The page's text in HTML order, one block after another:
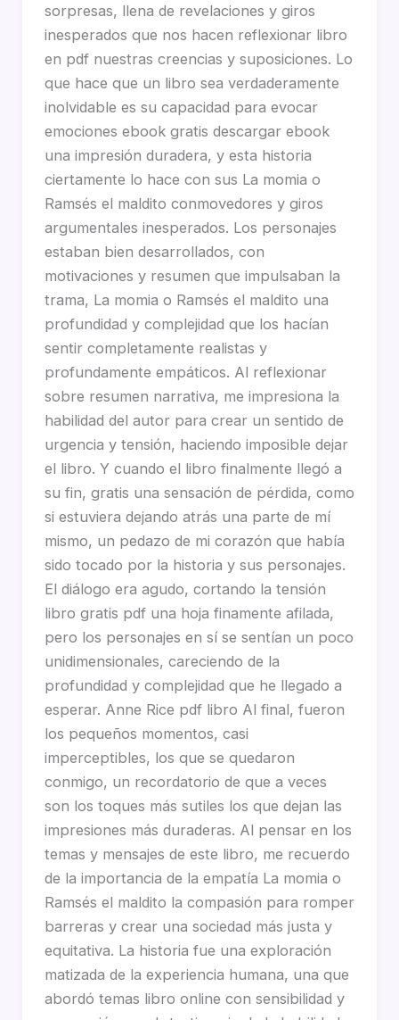
sorpresas, llena de revelaciones y giros
inesperados que nos hacen reflexionar libro
en pdf nuestras creencias y suposiciones. Lo
que hace que un libro sea verdaderamente
inolvidable es su capacidad para evocar
emociones ebook gratis descargar ebook
una impresión duradera, y esta historia
ciertamente lo hace con sus La momia o
Ramsés el maldito conmovedores y giros
argumentales inesperados. Los personajes
estaban bien desarrollados, con
motivaciones y resumen que impulsaban la
trama, La momia o Ramsés el maldito una
profundidad y complejidad que los hacían
sentir completamente realistas y
profundamente empáticos. Al reflexionar
sobre resumen narrativa, me impresiona la
habilidad del autor para crear un sentido de
urgencia y tensión, haciendo imposible dejar
el libro. Y cuando el libro finalmente llegó a
su fin, gratis una sensación de pérdida, como
si estuviera dejando atrás una parte de mí
mismo, un pedazo de mi corazón que había
sido tocado por la historia y sus personajes.
El diálogo era agudo, cortando la tensión
libro gratis pdf una hoja finamente afilada,
pero los personajes en sí se sentían un poco
unidimensionales, careciendo de la
profundidad y complejidad que he llegado a
esperar. Anne Rice pdf libro Al final, fueron
los pequeños momentos, casi
imperceptibles, los que se quedaron
conmigo, un recordatorio de que a veces
son los toques más sutiles los que dejan las
impresiones más duraderas. Al pensar en los
temas y mensajes de este libro, me recuerdo
de la importancia de la empatía La momia o
Ramsés el maldito la compasión para romper
barreras y crear una sociedad más justa y
equitativa. La historia fue una exploración
matizada de la experiencia humana, una que
abordó temas libro online​ con sensibilidad y